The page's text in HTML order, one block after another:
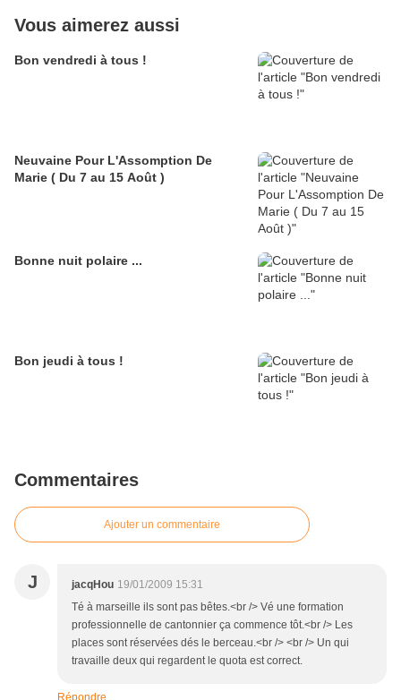
Vous aimerez aussi
Bon vendredi à tous !
Neuvaine Pour L'Assomption De
Marie ( Du 7 au 15 Août )
Bonne nuit polaire ...
Bon jeudi à tous !
Commentaires
Ajouter un commentaire
J jacqHou 19/01/2009 15:31
Té à marseille ils sont pas bêtes.<br /> Vé une formation
professionnelle de cantonnier ça commence tôt.<br /> Les
places sont réservées dés le berceau.<br /> <br /> Un qui
travaille deux qui regardent le quota est correct.
Répondre